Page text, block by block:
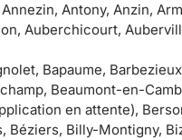
Antony, Anzin,
Auberchicourt,
Bapaume,
Beaumont-en-
en attente),
Béziers, Billy-Montigny,